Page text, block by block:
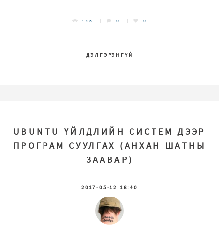
ДЭЛГЭРЭНГҮЙ
495 0 0
UBUNTU ҮЙЛДЛИЙН СИСТЕМ ДЭЭР
ПРОГРАМ СУУЛГАХ (АНХАН ШАТНЫ
ЗААВАР)
2017-05-12 18:40